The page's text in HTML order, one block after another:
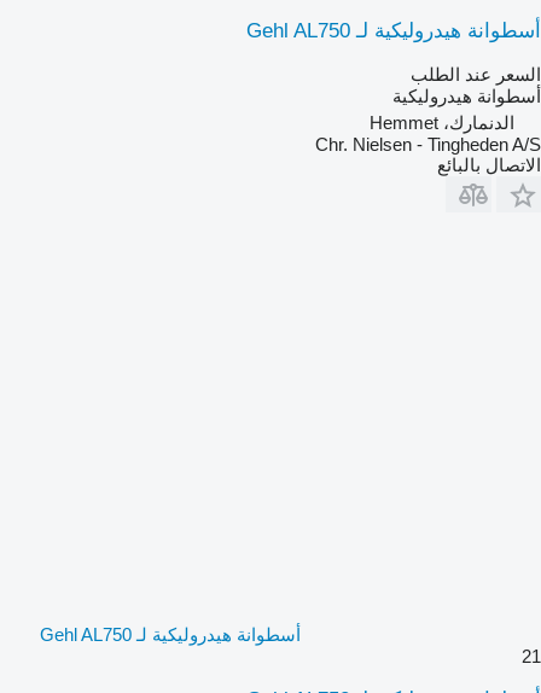
أسطوانة هيدروليكية لـ Gehl AL750
السعر عند الطلب
أسطوانة هيدروليكية
الدنمارك، Hemmet
Chr. Nielsen - Tingheden A/S
الاتصال بالبائع
أسطوانة هيدروليكية لـ Gehl AL750
21